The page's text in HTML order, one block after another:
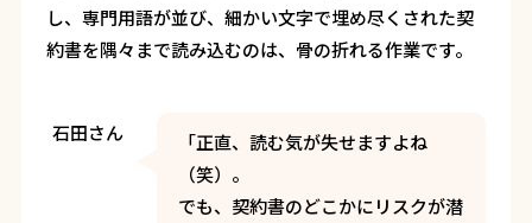
し、専門用語が並び、細かい文字で埋め尽くされた契
約書を隅々まで読み込むのは、骨の折れる作業です。
石田さん
「正直、読む気が失せますよね
（笑）。
でも、契約書のどこかにリスクが潜